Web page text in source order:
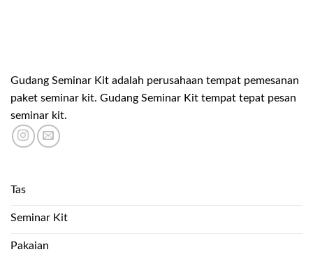
Gudang Seminar Kit adalah perusahaan tempat pemesanan
paket seminar kit. Gudang Seminar Kit tempat tepat pesan
seminar kit.
Tas
Seminar Kit
Pakaian